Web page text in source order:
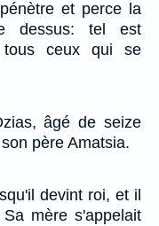
et perce la
dessus: tel est
tous ceux qui se
âgé de seize
père Amatsia.
devint roi, et il
mère s'appelait